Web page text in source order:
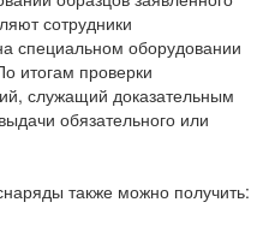
сотрудники
специальном оборудовании
итогам проверки
служащий доказательным
обязательного или
также можно получить: